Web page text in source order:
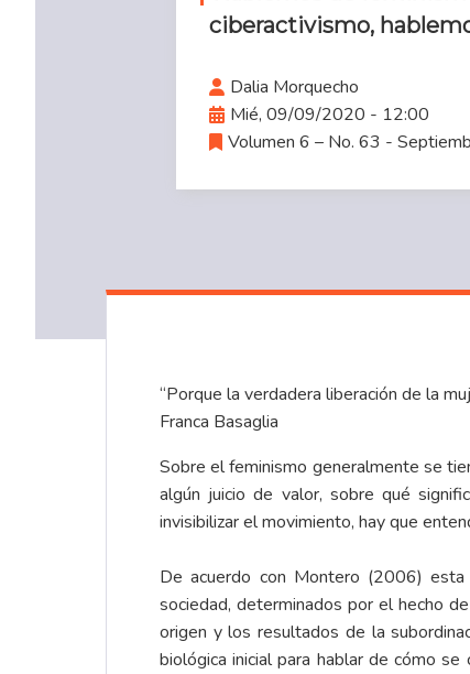
ciberactivismo,
Dalia Morquecho
Mié, 09/09/2020 - 12:00
Volumen 6 – No. 63 -
“Porque la verdadera liberación de la
Franca Basaglia
Sobre el feminismo generalmente se
algún juicio de valor, sobre qué
invisibilizar el movimiento, hay que
De acuerdo con Montero (2006)
sociedad, determinados por el hecho
origen y los resultados de la
biológica inicial para hablar de cómo